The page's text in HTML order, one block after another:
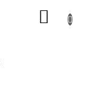
KOŠÍK